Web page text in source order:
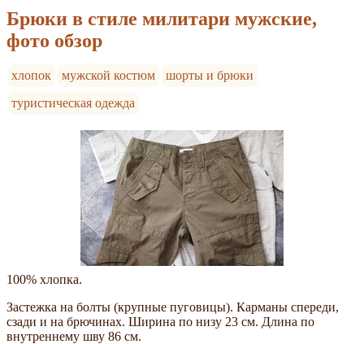
Брюки в стиле милитари мужские,
фото обзор
хлопок мужской костюм
шорты и брюки
туристическая одежда
100% хлопка.
Застежка на болты (крупные пуговицы). Карманы спереди,
сзади и на брючинах. Ширина по низу 23 см. Длина по
внутреннему шву 86 см.